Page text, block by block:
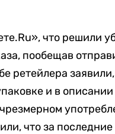
что решили
пообещав
ретейлера заявили,
и в
что за